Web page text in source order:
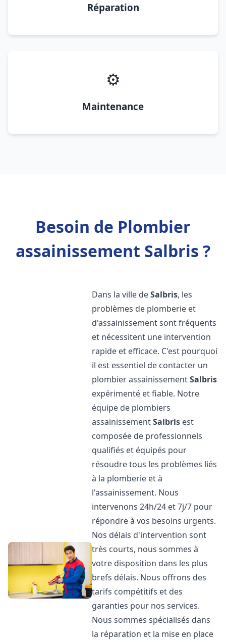
Réparation
⚙️
Maintenance
Besoin de Plombier
assainissement Salbris ?
Dans la ville deSalbris, les
problèmes de plomberie et
d'assainissement sont fréquents
et nécessitent une intervention
rapide et efficace. C'est pourquoi
il est essentiel de contacter un
plombier assainissementSalbris
expérimenté et fiable. Notre
équipe de plombiers
assainissementSalbris est
composée de professionnels
qualifiés et équipés pour
résoudre tous les problèmes liés
à la plomberie et à
l'assainissement. Nous
intervenons 24h/24 et 7j/7 pour
répondre à vos besoins urgents.
Nos délais d'intervention sont
très courts, nous sommes à
votre disposition dans les plus
brefs délais. Nous offrons des
tarifs compétitifs et des
garanties pour nos services.
Nous sommes spécialisés dans
la réparation et la mise en place